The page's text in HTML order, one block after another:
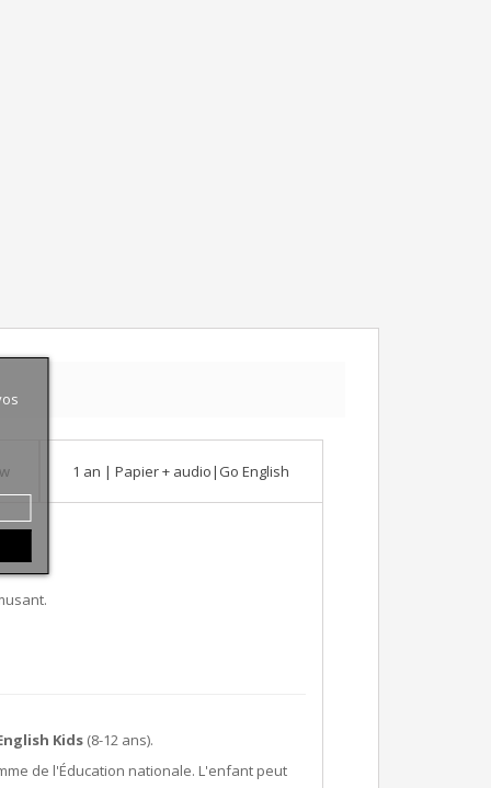
1 an | Papier + audio|Go English
Kids (8-12 ans).
de l'Éducation nationale. L'enfant peut